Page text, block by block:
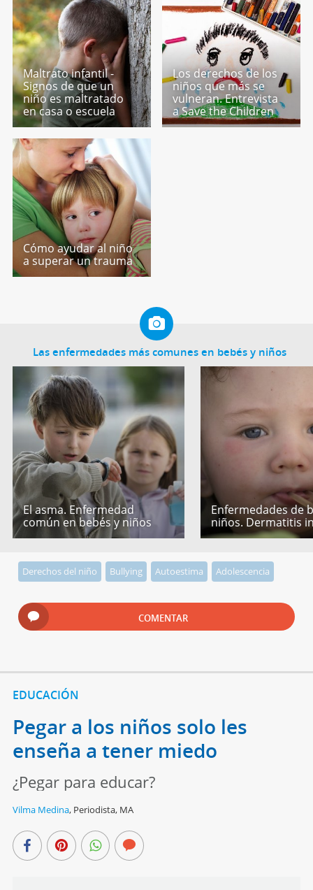
Maltrato infantil -
Signos de que un
niño es maltratado
en casa o escuela
Los derechos de los
niños que más se
vulneran. Entrevista
a Save the Children
Cómo ayudar al niño
a superar un trauma
Las enfermedades más comunes en bebés y niños
El asma. Enfermedad
común en bebés y niños
Enfermedades de
niños. Dermatitis
Derechos del niño Bullying Autoestima Adolescencia
COMENTAR
EDUCACIÓN
Pegar a los niños solo les
enseña a tener miedo
¿Pegar para educar?
Vilma Medina, Periodista, MA